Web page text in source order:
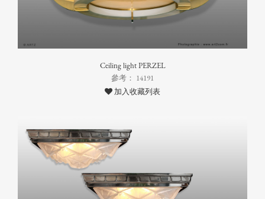
Ceiling light PERZEL
參考： 14191
加入收藏列表